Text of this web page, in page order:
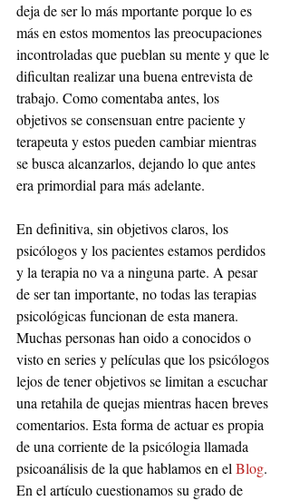
deja de ser lo más mportante porque lo es
más en estos momentos las preocupaciones
incontroladas que pueblan su mente y que le
dificultan realizar una buena entrevista de
trabajo. Como comentaba antes, los
objetivos se consensuan entre paciente y
terapeuta y estos pueden cambiar mientras
se busca alcanzarlos, dejando lo que antes
era primordial para más adelante.
En definitiva, sin objetivos claros, los
psicólogos y los pacientes estamos perdidos
y la terapia no va a ninguna parte. A pesar
de ser tan importante, no todas las terapias
psicológicas funcionan de esta manera.
Muchas personas han oido a conocidos o
visto en series y películas que los psicólogos
lejos de tener objetivos se limitan a escuchar
una retahila de quejas mientras hacen breves
comentarios. Esta forma de actuar es propia
de una corriente de la psicólogia llamada
psicoanálisis de la que hablamos en el Blog.
En el artículo cuestionamos su grado de